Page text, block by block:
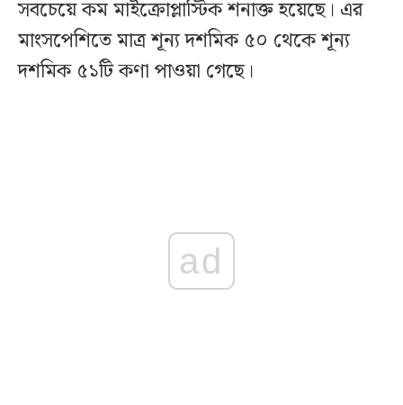
সবচেয়ে কম মাইক্রোপ্লাস্টিক শনাক্ত হয়েছে। এর
মাংসপেশিতে মাত্র শূন্য দশমিক ৫০ থেকে শূন্য
দশমিক ৫১টি কণা পাওয়া গেছে।
ad